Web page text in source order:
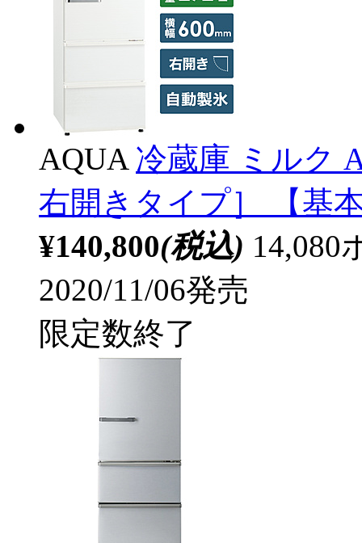
AQUA 冷蔵庫 ミルク
右開きタイプ］ 【基
¥140,800(税込) 14,080
2020/11/06発売
限定数終了